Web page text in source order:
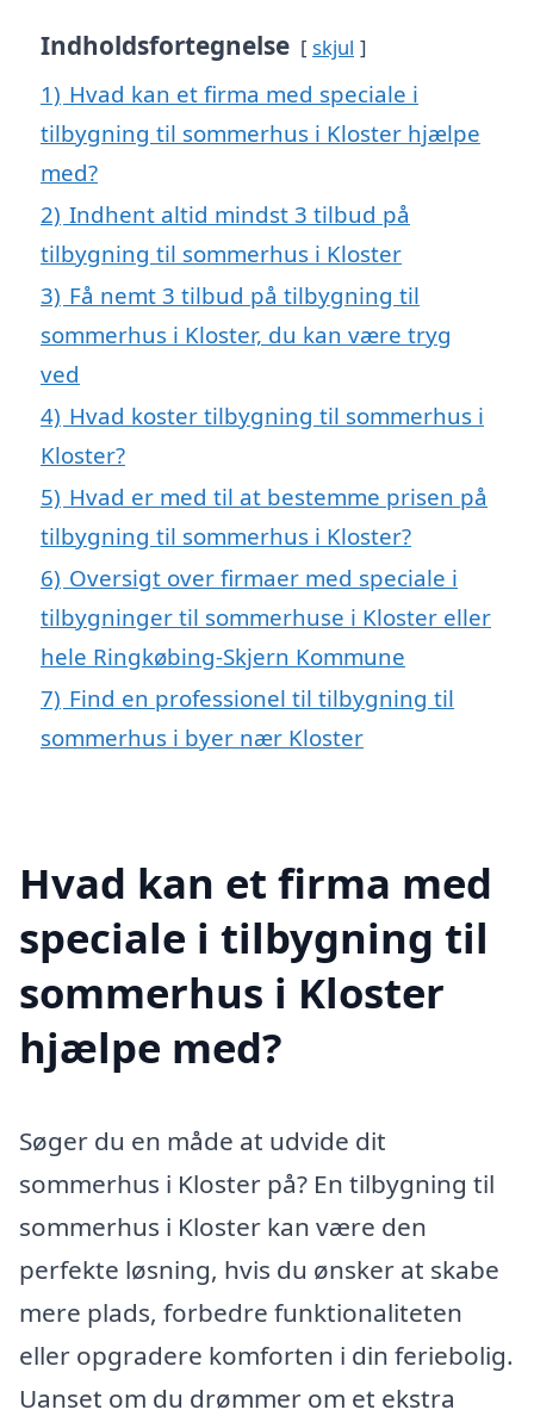
Indholdsfortegnelse skjul
1) Hvad kan et firma med speciale i
tilbygning til sommerhus i Kloster hjælpe
med?
2) Indhent altid mindst 3 tilbud på
tilbygning til sommerhus i Kloster
3) Få nemt 3 tilbud på tilbygning til
sommerhus i Kloster, du kan være tryg
ved
4) Hvad koster tilbygning til sommerhus i
Kloster?
5) Hvad er med til at bestemme prisen på
tilbygning til sommerhus i Kloster?
6) Oversigt over firmaer med speciale i
tilbygninger til sommerhuse i Kloster eller
hele Ringkøbing-Skjern Kommune
7) Find en professionel til tilbygning til
sommerhus i byer nær Kloster
Hvad kan et firma med
speciale i tilbygning til
sommerhus i Kloster
hjælpe med?
Søger du en måde at udvide dit
sommerhus i Kloster på? En tilbygning til
sommerhus i Kloster kan være den
perfekte løsning, hvis du ønsker at skabe
mere plads, forbedre funktionaliteten
eller opgradere komforten i din feriebolig.
Uanset om du drømmer om et ekstra